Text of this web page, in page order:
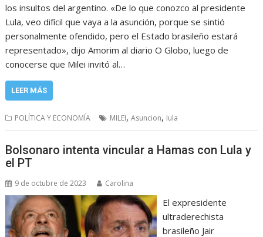
los insultos del argentino. «De lo que conozco al presidente
Lula, veo difícil que vaya a la asunción, porque se sintió
personalmente ofendido, pero el Estado brasileño estará
representado», dijo Amorim al diario O Globo, luego de
conocerse que Milei invitó al…
LEER MÁS
POLÍTICA Y ECONOMÍA MILEI,Asuncion, lula
Bolsonaro intenta vincular a Hamas con Lula y
el PT
9 de octubre de 2023 Carolina
El expresidente
ultraderechista
brasileño Jair